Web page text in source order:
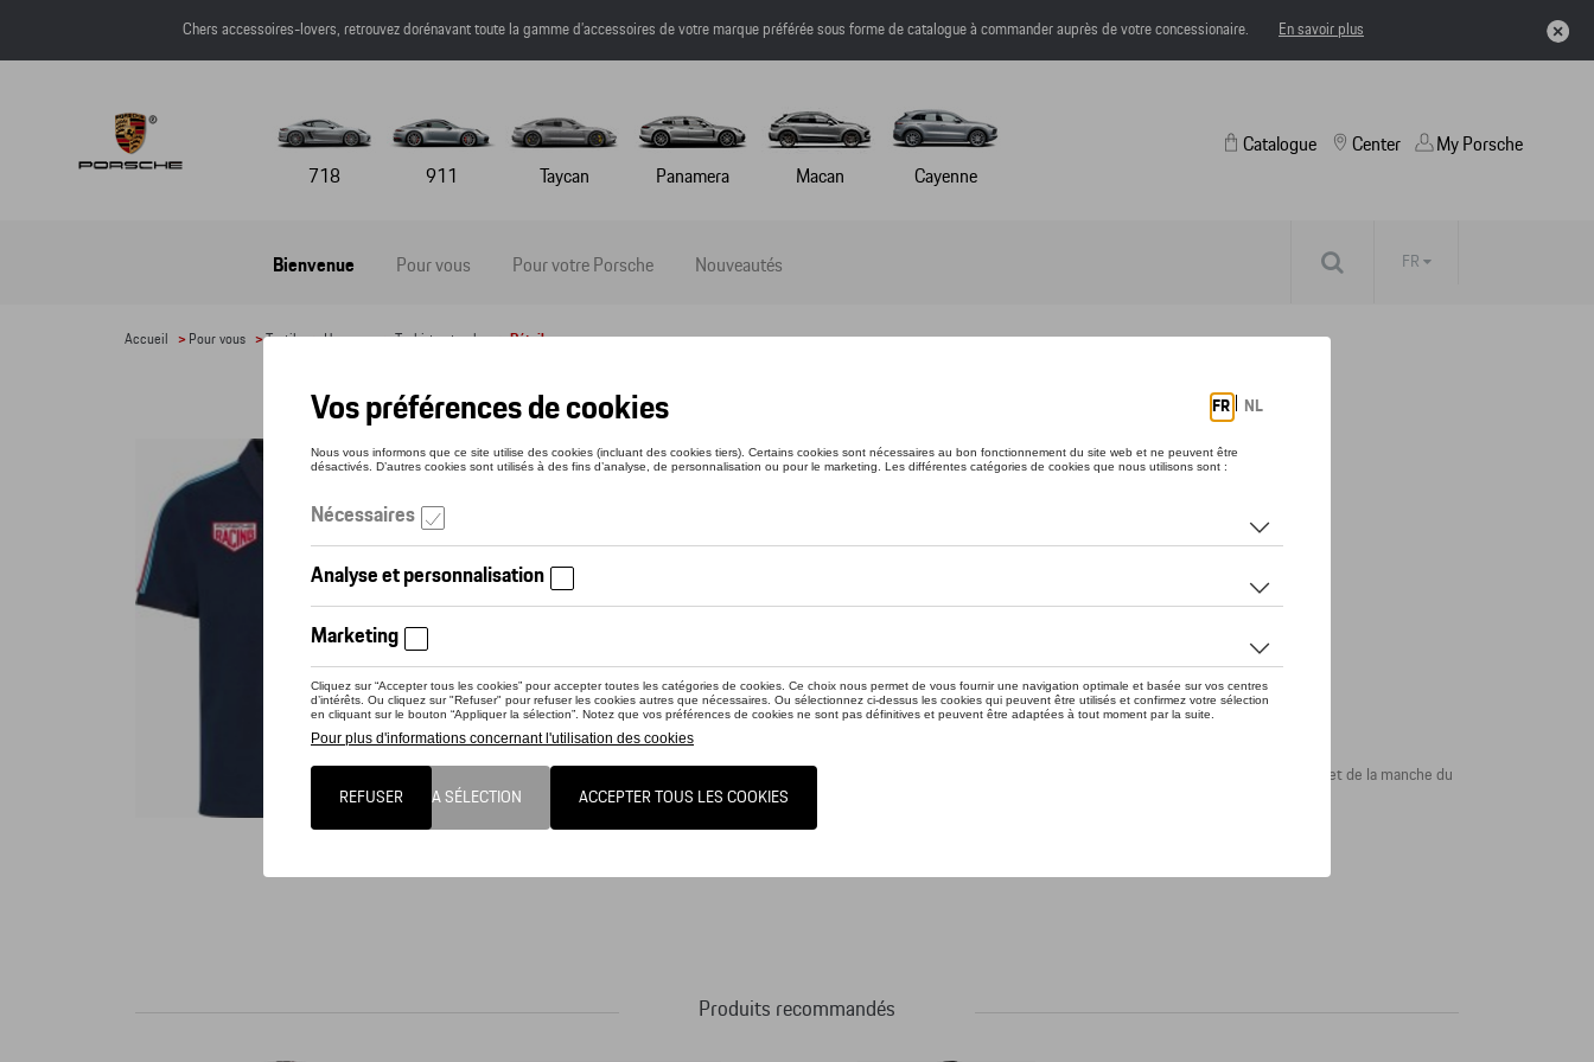
Chers accessoires-lovers, retrouvez dorénavant toute la gamme d’accessoires de votre marque préférée sous forme de catalogue à commander auprès de votre concessionaire. En savoir plus
718 911 Taycan Panamera Macan Cayenne
Catalogue
Bienvenue Pour vous Pour votre Porsche Nouveautés
Center My Porsche
FR
Accueil > Pour vous >Textile >Hommes >T-shirts et polos > Détail
POLO-SHIRT - MARTINI RACING - L
Référence: WAP55300L0M0MR
Polo-shirt - Martini Racing - L
Polo-shirt - Martini Racing - XL
Polo-shirt - Martini Racing - M
Vérifiez la disponibilité auprès de votre concessionnaire
Ce produit n'est actuellement pas de stock
Le polo pour homme de la collection Porsche Lifestyle MARTINI RACING? impressionne par ses rayures MARTINI RACING? sur l'ourlet de la manche du
bras, un imprimé Porsche ton sur ton sur l'empiècement de l'épaule et différents badges inspirés de la Porsche 917 KH de 1971.
Produits recommandés